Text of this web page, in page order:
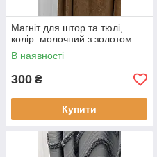
Магніт для штор та тюлі,
колір: молочний з золотом
В наявності
300 ₴
Купити